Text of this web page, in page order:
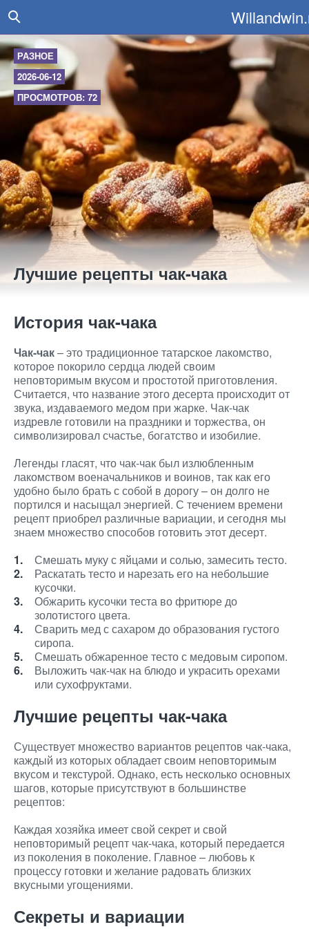
РАЗНОЕ
2026-06-12
ПРОСМОТРОВ: 72
Лучшие рецепты чак-чака
История чак-чака
Чак-чак– это традиционное татарское лакомство,
которое покорило сердца людей своим
неповторимым вкусом и простотой приготовления.
Считается, что название этого десерта происходит от
звука, издаваемого медом при жарке. Чак-чак
издревле готовили на праздники и торжества, он
символизировал счастье, богатство и изобилие.
Легенды гласят, что чак-чак был излюбленным
лакомством военачальников и воинов, так как его
удобно было брать с собой в дорогу – он долго не
портился и насыщал энергией. С течением времени
рецепт приобрел различные вариации, и сегодня мы
знаем множество способов готовить этот десерт.
Смешать муку с яйцами и солью, замесить тесто.
Раскатать тесто и нарезать его на небольшие
кусочки.
Обжарить кусочки теста во фритюре до
золотистого цвета.
Сварить мед с сахаром до образования густого
сиропа.
Смешать обжаренное тесто с медовым сиропом.
Выложить чак-чак на блюдо и украсить орехами
или сухофруктами.
Лучшие рецепты чак-чака
Существует множество вариантов рецептов чак-чака,
каждый из которых обладает своим неповторимым
вкусом и текстурой. Однако, есть несколько основных
шагов, которые присутствуют в большинстве
рецептов:
Каждая хозяйка имеет свой секрет и свой
неповторимый рецепт чак-чака, который передается
из поколения в поколение. Главное – любовь к
процессу готовки и желание радовать близких
вкусными угощениями.
Секреты и вариации